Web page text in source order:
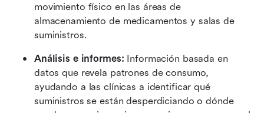
movimiento físico en las áreas de
almacenamiento de medicamentos y salas de
suministros.
Análisis e informes: Información basada en
datos que revela patrones de consumo,
ayudando a las clínicas a identificar qué
suministros se están desperdiciando o dónde